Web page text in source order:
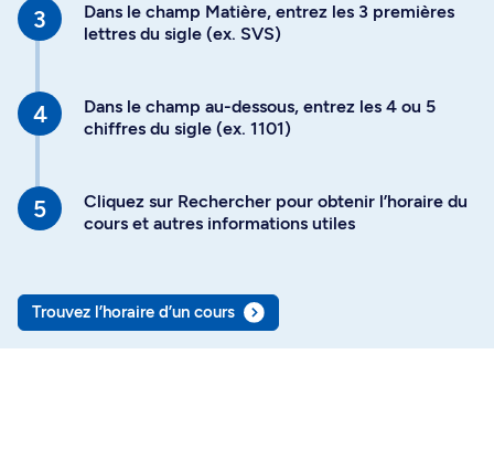
Dans le champ Matière, entrez les 3 premières
lettres du sigle (ex. SVS)
Dans le champ au-dessous, entrez les 4 ou 5
chiffres du sigle (ex. 1101)
Cliquez sur Rechercher pour obtenir l’horaire du
cours et autres informations utiles
Trouvez l’horaire d’un cours